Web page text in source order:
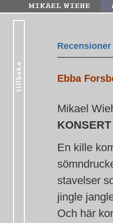
Recensioner
Ebba
Mikael
En kille
stavelser
jingle
Och här